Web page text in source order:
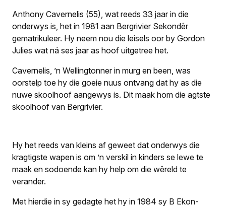
Anthony Cavernelis (55), wat reeds 33 jaar in die
onderwys is, het in 1981 aan Bergrivier Sekondêr
gematrikuleer. Hy neem nou die leisels oor by Gordon
Julies wat ná ses jaar as hoof uitgetree het.
Cavernelis, ’n Wellingtonner in murg en been, was
oorstelp toe hy die goeie nuus ontvang dat hy as die
nuwe skoolhoof aangewys is. Dit maak hom die agtste
skoolhoof van Bergrivier.
Hy het reeds van kleins af geweet dat onderwys die
kragtigste wapen is om ’n verskil in kinders se lewe te
maak en sodoende kan hy help om die wêreld te
verander.
Met hierdie in sy gedagte het hy in 1984 sy B Ekon-